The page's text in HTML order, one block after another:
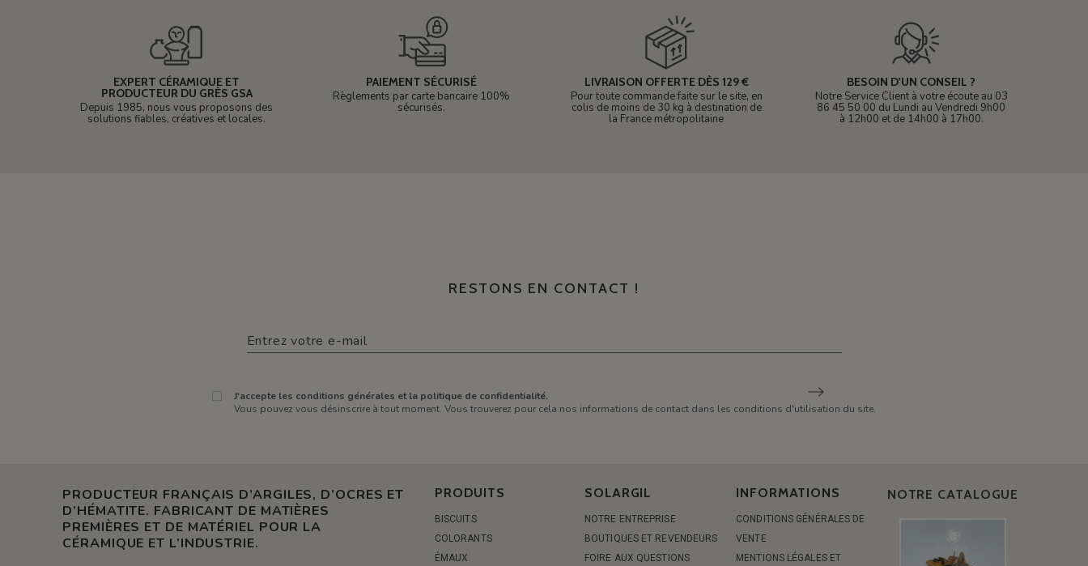
EXPERT CÉRAMIQUE ET
PRODUCTEUR DU GRÈS GSA
Depuis 1985, nous vous proposons des
solutions fiables, créatives et locales.
PAIEMENT SÉCURISÉ
Règlements par carte bancaire 100%
sécurisés.
LIVRAISON OFFERTE DÈS 129 €
Pour toute commande faite sur le site, en
colis de moins de 30 kg à destination de
la France métropolitaine
BESOIN D'UN CONSEIL ?
Notre Service Client à votre écoute au 03
86 45 50 00 du Lundi au Vendredi 9h00
à 12h00 et de 14h00 à 17h00.
RESTONS EN CONTACT !
J'accepte les conditions générales et la politique de confidentialité.
Vous pouvez vous désinscrire à tout moment. Vous trouverez pour cela nos informations de contact dans les conditions d'utilisation du site.
PRODUCTEUR FRANÇAIS D’ARGILES, D’OCRES ET
D’HÉMATITE. FABRICANT DE MATIÈRES
PREMIÈRES ET DE MATÉRIEL POUR LA
CÉRAMIQUE ET L’INDUSTRIE.
PRODUITS
BISCUITS
COLORANTS
ÉMAUX
SOLARGIL
NOTRE ENTREPRISE
BOUTIQUES ET REVENDEURS
FOIRE AUX QUESTIONS
INFORMATIONS
CONDITIONS GÉNÉRALES DE
VENTE
MENTIONS LÉGALES ET
NOTRE CATALOGUE